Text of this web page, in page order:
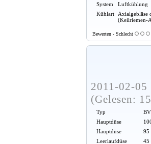
System
Luftkühlung
Kühlart
Axialgebläse
(Keilriemen-
Bewerten - Schlecht
2011-02-
(Gelesen:
Typ
Hauptdüse
Hauptdüse
95
Leerlaufdüse
45